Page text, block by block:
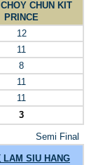
CHUN KIT
PRINCE
12
11
8
11
11
3
Semi Final
LAM SIU HANG